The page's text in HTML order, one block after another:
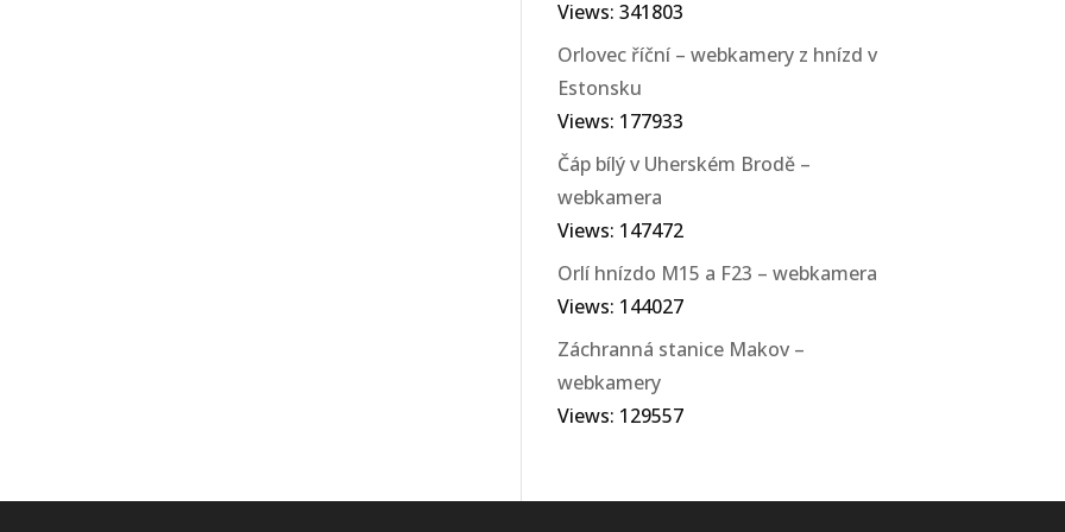
Views: 341803
Orlovec říční – webkamery z hnízd v
Estonsku
Views: 177933
Čáp bílý v Uherském Brodě –
webkamera
Views: 147472
Orlí hnízdo M15 a F23 – webkamera
Views: 144027
Záchranná stanice Makov –
webkamery
Views: 129557